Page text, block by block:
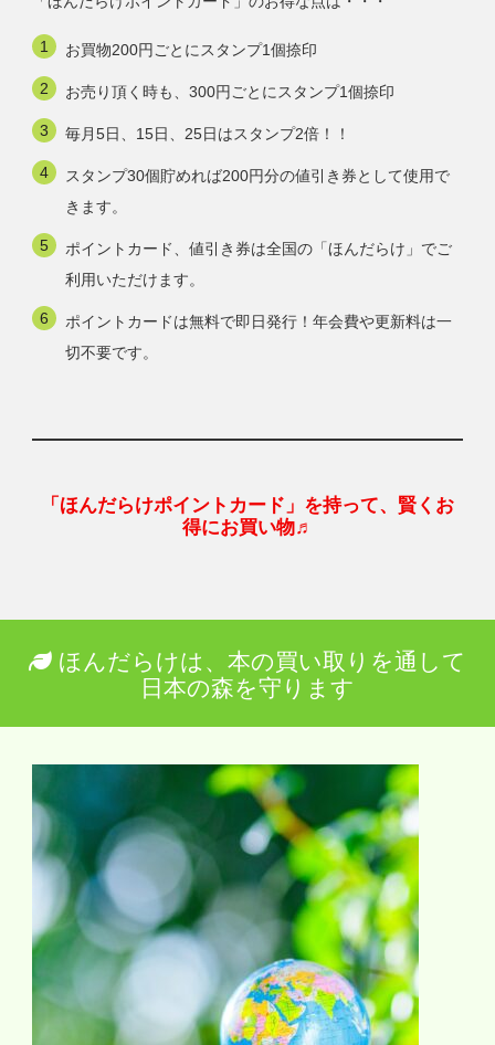
お買物200円ごとにスタンプ1個捺印
お売り頂く時も、300円ごとにスタンプ1個捺印
毎月5日、15日、25日はスタンプ2倍！！
スタンプ30個貯めれば200円分の値引き券として使用で
きます。
ポイントカード、値引き券は全国の「ほんだらけ」でご
利用いただけます。
ポイントカードは無料で即日発行！年会費や更新料は一
切不要です。
「ほんだらけポイントカード」を持って、賢くお
得にお買い物♬
ほんだらけは、本の買い取りを通して
日本の森を守ります